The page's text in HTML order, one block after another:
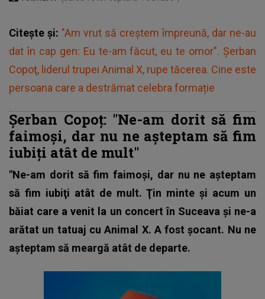
Citește și: "Am vrut să creștem împreună, dar ne-au
dat în cap gen: Eu te-am făcut, eu te omor". Şerban
Copoţ, liderul trupei Animal X, rupe tăcerea. Cine este
persoana care a destrămat celebra formație
Șerban Copoț: "Ne-am dorit să fim
faimoşi, dar nu ne aşteptam să fim
iubiţi atât de mult"
"Ne-am dorit să fim faimoşi, dar nu ne aşteptam
să fim iubiţi atât de mult. Ţin minte şi acum un
băiat care a venit la un concert în Suceava şi ne-a
arătat un tatuaj cu Animal X. A fost şocant. Nu ne
aşteptam să meargă atât de departe.